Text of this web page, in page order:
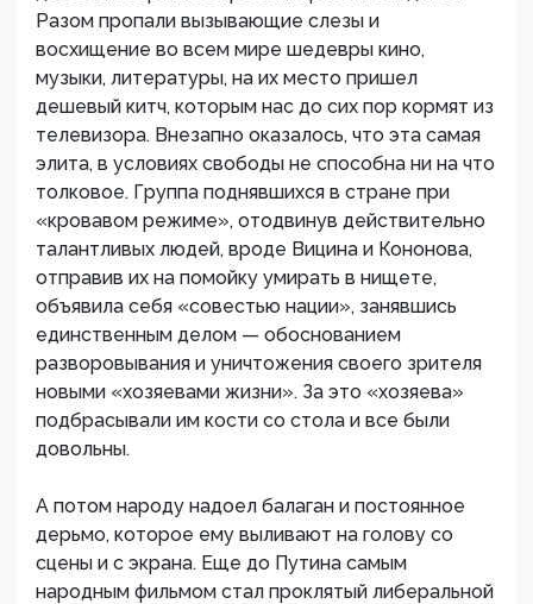
Разом пропали вызывающие слезы и
восхищение во всем мире шедевры кино,
музыки, литературы, на их место пришел
дешевый китч, которым нас до сих пор кормят из
телевизора. Внезапно оказалось, что эта самая
элита, в условиях свободы не способна ни на что
толковое. Группа поднявшихся в стране при
«кровавом режиме», отодвинув действительно
талантливых людей, вроде Вицина и Кононова,
отправив их на помойку умирать в нищете,
объявила себя «совестью нации», занявшись
единственным делом — обоснованием
разворовывания и уничтожения своего зрителя
новыми «хозяевами жизни». За это «хозяева»
подбрасывали им кости со стола и все были
довольны.
А потом народу надоел балаган и постоянное
дерьмо, которое ему выливают на голову со
сцены и с экрана. Еще до Путина самым
народным фильмом стал проклятый либеральной